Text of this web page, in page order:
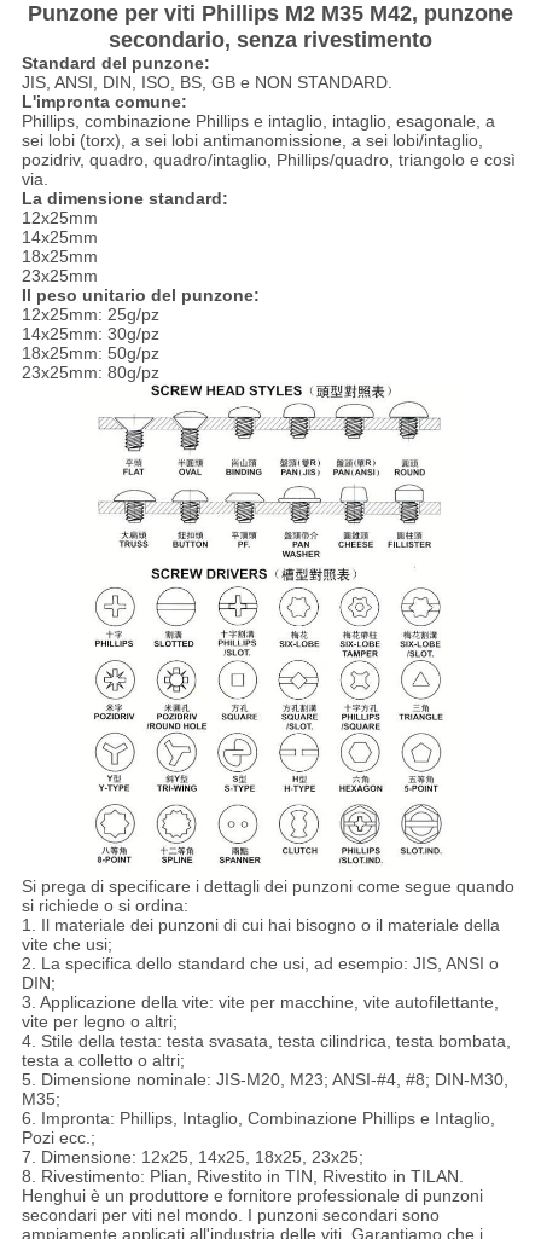
Punzone per viti Phillips M2 M35 M42, punzone
secondario, senza rivestimento
Standard del punzone:
JIS, ANSI, DIN, ISO, BS, GB e NON STANDARD.
L'impronta comune:
Phillips, combinazione Phillips e intaglio, intaglio, esagonale, a
sei lobi (torx), a sei lobi antimanomissione, a sei lobi/intaglio,
pozidriv, quadro, quadro/intaglio, Phillips/quadro, triangolo e così
via.
La dimensione standard:
12x25mm
14x25mm
18x25mm
23x25mm
Il peso unitario del punzone:
12x25mm: 25g/pz
14x25mm: 30g/pz
18x25mm: 50g/pz
23x25mm: 80g/pz
Si prega di specificare i dettagli dei punzoni come segue quando
si richiede o si ordina:
1. Il materiale dei punzoni di cui hai bisogno o il materiale della
vite che usi;
2. La specifica dello standard che usi, ad esempio: JIS, ANSI o
DIN;
3. Applicazione della vite: vite per macchine, vite autofilettante,
vite per legno o altri;
4. Stile della testa: testa svasata, testa cilindrica, testa bombata,
testa a colletto o altri;
5. Dimensione nominale: JIS-M20, M23; ANSI-#4, #8; DIN-M30,
M35;
6. Impronta: Phillips, Intaglio, Combinazione Phillips e Intaglio,
Pozi ecc.;
7. Dimensione: 12x25, 14x25, 18x25, 23x25;
8. Rivestimento: Plian, Rivestito in TIN, Rivestito in TILAN.
Henghui è un produttore e fornitore professionale di punzoni
secondari per viti nel mondo. I punzoni secondari sono
ampiamente applicati all'industria delle viti. Garantiamo che i